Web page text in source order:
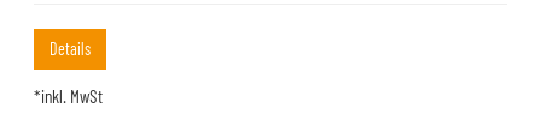
Details
*inkl. MwSt